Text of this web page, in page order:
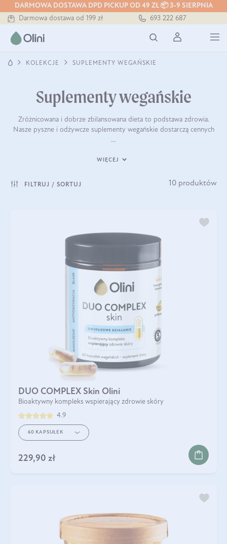
DARMOWA DOSTAWA DPD PICKUP OD 49 ZŁ 📦 3-9 SIERPNIA
Darmowa dostawa od 199 zł
Tłoczony zawsze na zimno
693 222 687
KOLEKCJE SUPLEMENTY WEGAŃSKIE
Suplementy wegańskie
Zróżnicowana i dobrze zbilansowana dieta to podstawa zdrowia.
Nasze pyszne i odżywcze suplementy wegańskie dostarczą cennych
…
WIĘCEJ
FILTRUJ / SORTUJ 10 produktów
DUO COMPLEX Skin Olini
Bioaktywny kompleks wspierający zdrowie skóry
4.9
60 KAPSUŁEK
229,90 zł